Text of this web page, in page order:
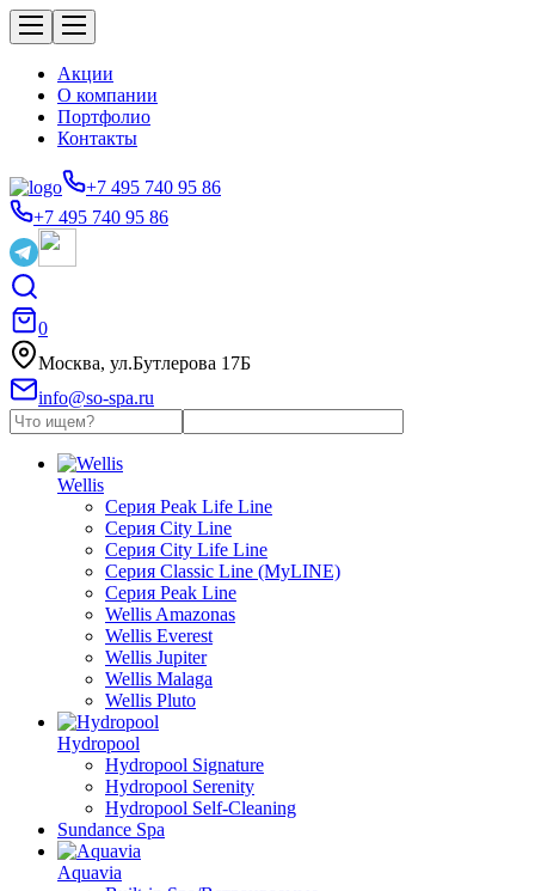
Акции
О компании
Портфолио
Контакты
+7 495 740 95 86
+7 495 740 95 86
0
Москва, ул.Бутлерова 17Б
info@so-spa.ru
Wellis
Серия Peak Life Line
Серия City Line
Серия City Life Line
Серия Classic Line (MyLINE)
Серия Peak Line
Wellis Amazonas
Wellis Everest
Wellis Jupiter
Wellis Malaga
Wellis Pluto
Hydropool
Hydropool Signature
Hydropool Serenity
Hydropool Self-Сleaning
Sundance Spa
Aquavia